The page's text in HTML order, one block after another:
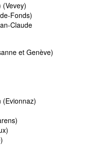
(Vevey)
Fonds)
Claude
et Genève)
(Evionnaz)